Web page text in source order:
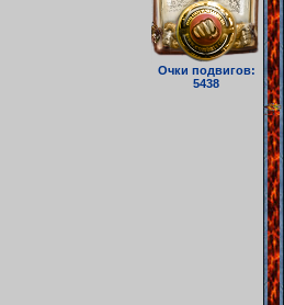
Очки подвигов:
5438